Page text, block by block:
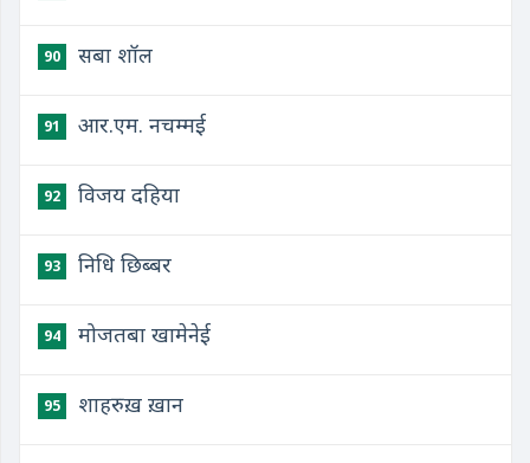
90 सबा शॉल
91 आर.एम. नचम्मई
92 विजय दहिया
93 निधि छिब्बर
94 मोजतबा खामेनेई
95 शाहरुख़ ख़ान